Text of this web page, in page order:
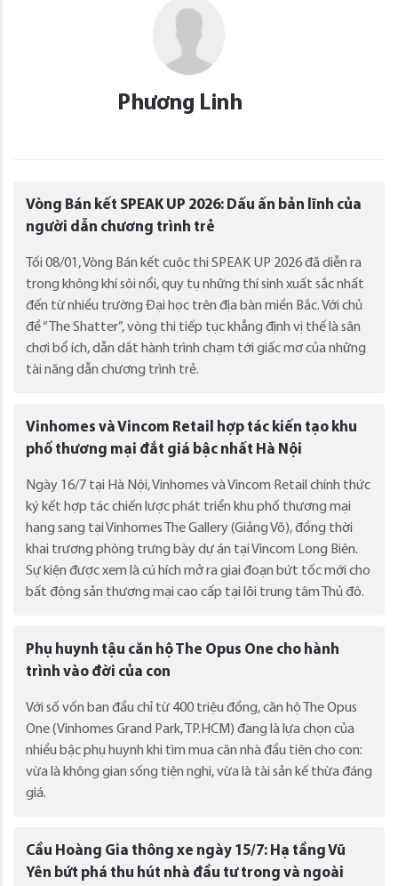
Phương Linh
Vòng Bán kết SPEAK UP 2026: Dấu ấn bản lĩnh của
người dẫn chương trình trẻ
Tối 08/01, Vòng Bán kết cuộc thi SPEAK UP 2026 đã diễn ra
trong không khí sôi nổi, quy tụ những thí sinh xuất sắc nhất
đến từ nhiều trường Đại học trên địa bàn miền Bắc. Với chủ
đề “The Shatter”, vòng thi tiếp tục khẳng định vị thế là sân
chơi bổ ích, dẫn dắt hành trình chạm tới giấc mơ của những
tài năng dẫn chương trình trẻ.
Vinhomes và Vincom Retail hợp tác kiến tạo khu
phố thương mại đắt giá bậc nhất Hà Nội
Ngày 16/7 tại Hà Nội, Vinhomes và Vincom Retail chính thức
ký kết hợp tác chiến lược phát triển khu phố thương mại
hạng sang tại Vinhomes The Gallery (Giảng Võ), đồng thời
khai trương phòng trưng bày dự án tại Vincom Long Biên.
Sự kiện được xem là cú hích mở ra giai đoạn bứt tốc mới cho
bất động sản thương mại cao cấp tại lõi trung tâm Thủ đô.
Phụ huynh tậu căn hộ The Opus One cho hành
trình vào đời của con
Với số vốn ban đầu chỉ từ 400 triệu đồng, căn hộ The Opus
One (Vinhomes Grand Park, TP.HCM) đang là lựa chọn của
nhiều bậc phụ huynh khi tìm mua căn nhà đầu tiên cho con:
vừa là không gian sống tiện nghi, vừa là tài sản kế thừa đáng
giá.
Cầu Hoàng Gia thông xe ngày 15/7: Hạ tầng Vũ
Yên bứt phá thu hút nhà đầu tư trong và ngoài